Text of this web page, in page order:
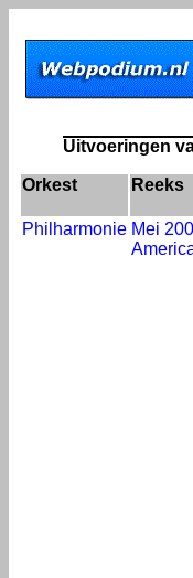
Uitvoeringen
Orkest Reeks
Philharmonie Mei